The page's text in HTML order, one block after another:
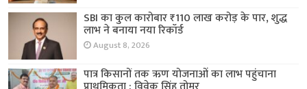
SBI का कुल कारोबार ₹110 लाख करोड़ के पार, शुद्ध
लाभ ने बनाया नया रिकॉर्ड
August 8, 2026
पात्र किसानों तक ऋण योजनाओं का लाभ पहुंचाना